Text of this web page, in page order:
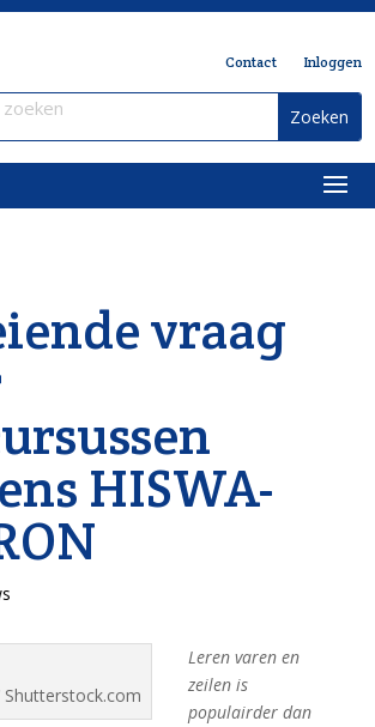
Contact Inloggen
vraag
HISWA-
Leren varen en
zeilen is
populairder dan